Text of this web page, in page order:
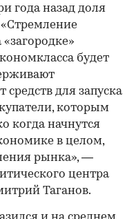
года назад доля
«Стремление
будет
для запуска
которым
когда начнутся
в целом,
рынка», —
центра
Таганов.